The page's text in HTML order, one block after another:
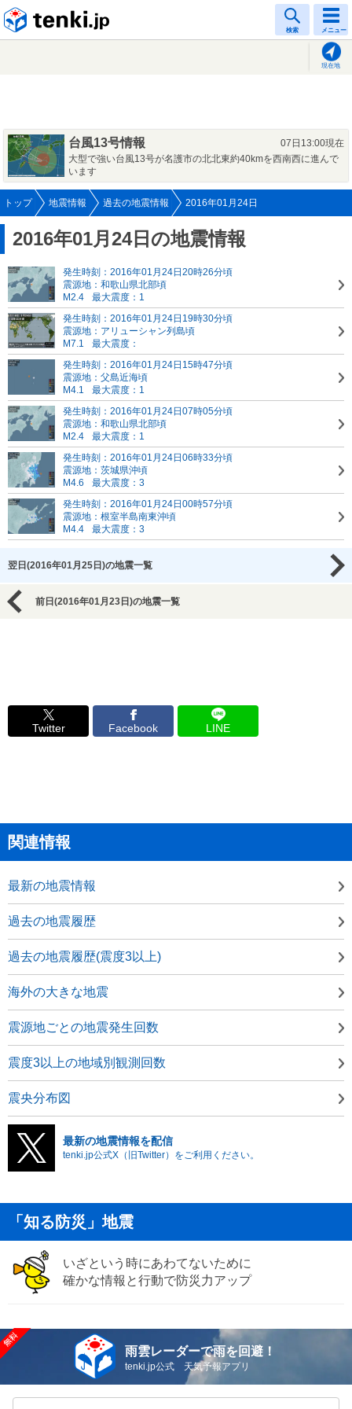
検索 メニュー
現在地
台風13号情報
07日13:00現在
大型で強い台風13号が名護市の北北東約40kmを西南西に進んで
います
トップ 地震情報 過去の地震情報 2016年01月24日
2016年01月24日の地震情報
発生時刻：2016年01月24日20時26分頃
震源地：和歌山県北部頃
M2.4
最大震度：1
発生時刻：2016年01月24日19時30分頃
震源地：アリューシャン列島頃
M7.1
最大震度：
発生時刻：2016年01月24日15時47分頃
震源地：父島近海頃
M4.1
最大震度：1
発生時刻：2016年01月24日07時05分頃
震源地：和歌山県北部頃
M2.4
最大震度：1
発生時刻：2016年01月24日06時33分頃
震源地：茨城県沖頃
M4.6
最大震度：3
発生時刻：2016年01月24日00時57分頃
震源地：根室半島南東沖頃
M4.4
最大震度：3
翌日(2016年01月25日)の地震一覧
前日(2016年01月23日)の地震一覧
Twitter Facebook LINE
関連情報
最新の地震情報
過去の地震履歴
過去の地震履歴(震度3以上)
海外の大きな地震
震源地ごとの地震発生回数
震度3以上の地域別観測回数
震央分布図
最新の地震情報を配信
tenki.jp公式X（旧Twitter）をご利用ください。
「知る防災」地震
いざという時にあわてないために
確かな情報と行動で防災力アップ
雨雲レーダーで雨を回避！
tenki.jp公式 天気予報アプリ